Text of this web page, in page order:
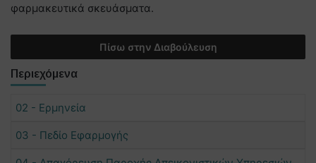
φαρμακευτικά σκευάσματα.
Πίσω στην Διαβούλευση
Περιεχόμενα
02 - Ερμηνεία
03 - Πεδίο Εφαρμογής